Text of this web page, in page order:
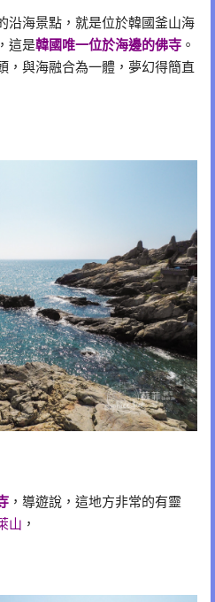
沿海景點，就是位於韓國釜山海
這是韓國唯一位於海邊的佛寺 。
，與海融合為一體，夢幻得簡直
，導遊說，這地方非常的有靈
山 ，